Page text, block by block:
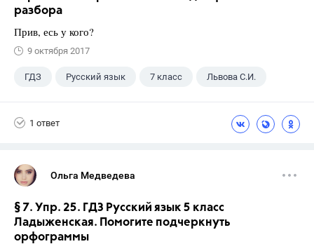
разбора
Прив, есь у кого?
9 октября 2017
ГДЗ Русский язык 7 класс Львова С.И.
1 ответ
Ольга Медведева
§ 7. Упр. 25. ГДЗ Русский язык 5 класс
Ладыженская. Помогите подчеркнуть
орфограммы